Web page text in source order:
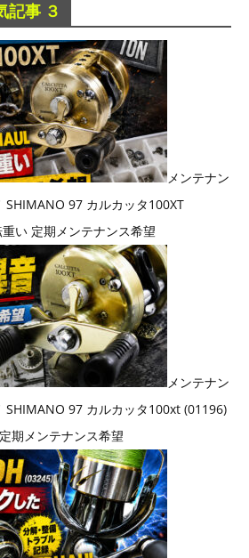
記事 ３
メンテナン
SHIMANO 97 カルカッタ100XT
い 定期メンテナンス希望
メンテナン
SHIMANO 97 カルカッタ100xt (01196)
期メンテナンス希望